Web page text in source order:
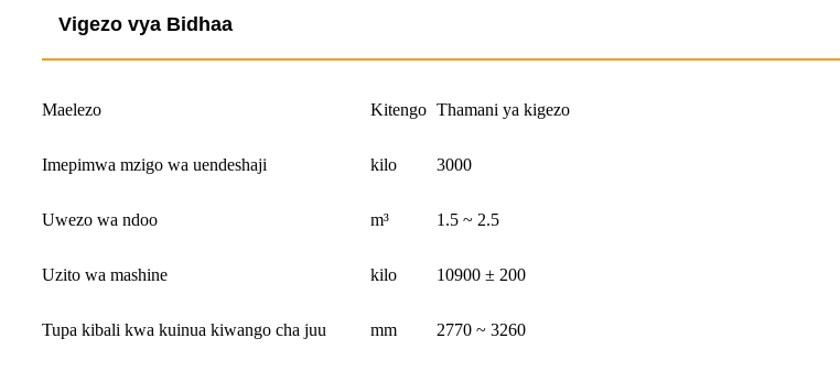
Vigezo vya Bidhaa
Maelezo Kitengo Thamani ya kigezo
Imepimwa mzigo wa uendeshaji kilo 3000
Uwezo wa ndoo m³ 1.5 ~ 2.5
Uzito wa mashine kilo 10900 ± 200
Tupa kibali kwa kuinua kiwango cha juu mm 2770 ~ 3260